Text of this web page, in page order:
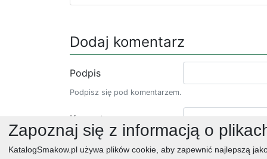
Dodaj komentarz
Podpis
Podpisz się pod komentarzem.
Komentarz
Zapoznaj się z informacją o
KatalogSmakow.pl używa plików cookie, aby zapewnić najlepszą